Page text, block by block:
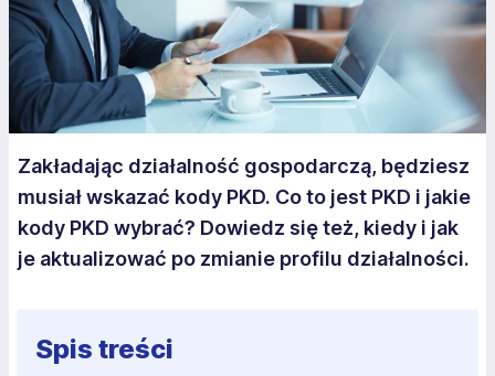
Zakładając działalność gospodarczą, będziesz
musiał wskazać kody PKD. Co to jest PKD i jakie
kody PKD wybrać? Dowiedz się też, kiedy i jak
je aktualizować po zmianie profilu działalności.
Spis treści